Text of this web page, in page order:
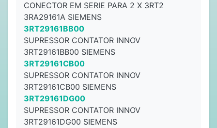
CONECTOR EM SERIE PARA 2 X 3RT2
3RA29161A SIEMENS
3RT29161BB00
SUPRESSOR CONTATOR INNOV
3RT29161BB00 SIEMENS
3RT29161CB00
SUPRESSOR CONTATOR INNOV
3RT29161CB00 SIEMENS
3RT29161DG00
SUPRESSOR CONTATOR INNOV
3RT29161DG00 SIEMENS